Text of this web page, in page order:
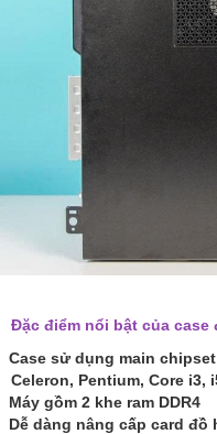
Đặc điểm nổi bật của case
Case sử dụng main
Celeron, Pentium, Core i3,
Máy gồm 2 khe ram DDR4
Dễ dàng nâng cấp card